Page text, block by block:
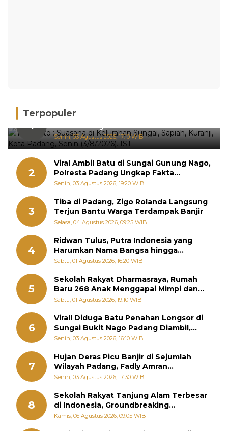
Terpopuler
1
Hujan Deras, 15 Titik Banjir Terdeteksi di
Kota Padang
Senin, 03 Agustus 2026, 17:10 WIB
2
Viral Ambil Batu di Sungai Gunung Nago,
Polresta Padang Ungkap Fakta
Sebenarnya
Senin, 03 Agustus 2026, 19:20 WIB
3
Tiba di Padang, Zigo Rolanda Langsung
Terjun Bantu Warga Terdampak Banjir
Selasa, 04 Agustus 2026, 09:25 WIB
4
Ridwan Tulus, Putra Indonesia yang
Harumkan Nama Bangsa hingga
Diabadikan dalam Buku Jepang
Sabtu, 01 Agustus 2026, 16:20 WIB
5
Sekolah Rakyat Dharmasraya, Rumah
Baru 268 Anak Menggapai Mimpi dan
Memutus Rantai Kemiskinan
Sabtu, 01 Agustus 2026, 19:10 WIB
6
Viral! Diduga Batu Penahan Longsor di
Sungai Bukit Nago Padang Diambil,
Warga Khawatir Bencana Terulang
Senin, 03 Agustus 2026, 16:10 WIB
7
Hujan Deras Picu Banjir di Sejumlah
Wilayah Padang, Fadly Amran
Perintahkan OPD Siaga
Senin, 03 Agustus 2026, 17:30 WIB
8
Sekolah Rakyat Tanjung Alam Terbesar
di Indonesia, Groundbreaking
September
Kamis, 06 Agustus 2026, 09:05 WIB